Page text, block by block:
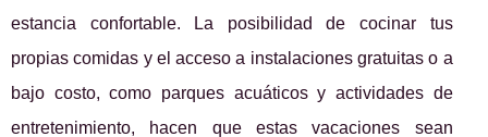
estancia confortable. La posibilidad de cocinar tus
propias comidas y el acceso a instalaciones gratuitas o a
bajo costo, como parques acuáticos y actividades de
entretenimiento, hacen que estas vacaciones sean